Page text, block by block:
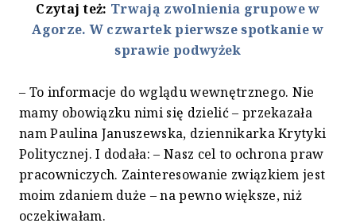
Czytaj też: Trwają zwolnienia grupowe w
Agorze. W czwartek pierwsze spotkanie w
sprawie podwyżek
– To informacje do wglądu wewnętrznego. Nie
mamy obowiązku nimi się dzielić – przekazała
nam Paulina Januszewska, dziennikarka Krytyki
Politycznej. I dodała: – Nasz cel to ochrona praw
pracowniczych. Zainteresowanie związkiem jest
moim zdaniem duże – na pewno większe, niż
oczekiwałam.